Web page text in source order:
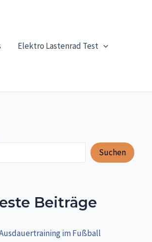
Elektro Lastenrad Test
Suchen
Beiträge
im Fußball